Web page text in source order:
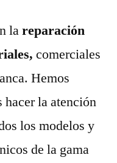
lareparación
comerciales
Hemos
la atención
los modelos y
de la gama